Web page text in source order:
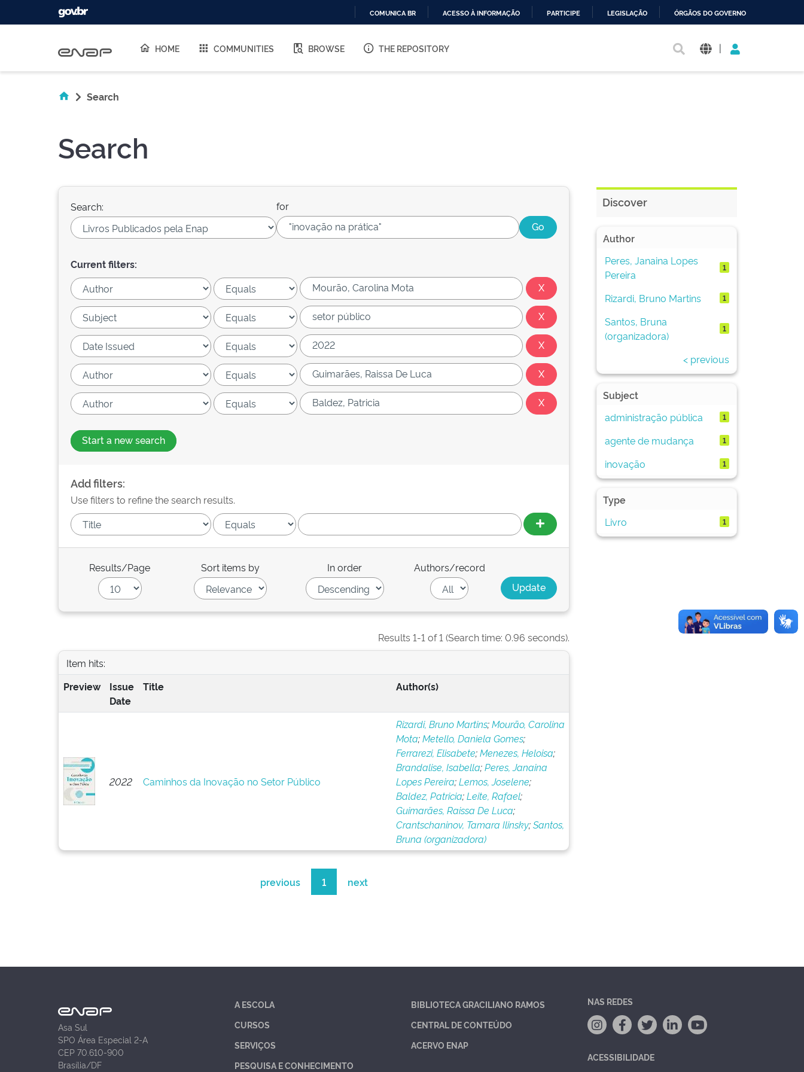
O
COMUNICA BR ACESSO À INFORMAÇÃO PARTICIPE LEGISLAÇÃO ÓRGÃOS DO GOVERNO
HOME COMMUNITIES BROWSE THE REPOSITORY |
Search
Search
Search: for
Current filters:
Start a new search
Add filters:
Use filters to refine the search results.
Results/Page Sort items by In order Authors/record
Results 1-1 of 1 (Search time: 0.96 seconds).
Item hits:
Preview
Issue
Date
Title Author(s)
2022 Caminhos da Inovação no Setor Público
Rizardi, Bruno Martins;Mourão, Carolina
Mota;Metello, Daniela Gomes;
Ferrarezi, Elisabete;Menezes, Heloisa;
Brandalise, Isabella;Peres, Janaina
Lopes Pereira;Lemos, Joselene;
Baldez, Patricia;Leite, Rafael;
Guimarães, Raissa De Luca;
Crantschaninov, Tamara Ilinsky;Santos,
Bruna (organizadora)
previous 1 next
Discover
Author
Peres, Janaina Lopes
Pereira
1
Rizardi, Bruno Martins 1
Santos, Bruna
(organizadora)
1
< previous
Subject
administração pública
1
agente de mudança 1
inovação 1
Type
Livro
1
Asa Sul
SPO Área Especial 2-A
CEP 70.610-900
Brasília/DF
A ESCOLA
CURSOS
SERVIÇOS
PESQUISA E CONHECIMENTO
BIBLIOTECA GRACILIANO RAMOS
CENTRAL DE CONTEÚDO
ACERVO ENAP
NAS REDES
ACESSIBILIDADE